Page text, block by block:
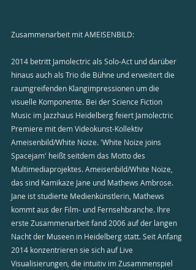
Zusammenarbeit mit AMEISENBILD:
2014 betritt Jamolectric als Solo-Act und darüber
hinaus auch als Trio die Bühne und erweitert die
raumgreifenden Klangimpressionen um die
visuelle Komponente. Bei der Science Fiction
Music im Jazzhaus Heidelberg feiert Jamolectric
Premiere mit dem Videokunst-Kollektiv
Ameisenbild/White Noize. 'White Noize joins
Spacejam' heißt seitdem das Motto des
Multimediaprojektes. Ameisenbild/White Noize,
das sind Kamikaze Jane und Mathews Ambrose.
Jane ist studierte Medienkünstlerin, Mathews
kommt aus der Film- und Fernsehbranche. Ihre
erste Zusammenarbeit fand 2006 auf der langen
Nacht der Museen in Heidelberg statt. Seit Anfang
2014 konzentrieren sie sich auf Live
Visualisierungen, die intuitiv im Zusammenspiel